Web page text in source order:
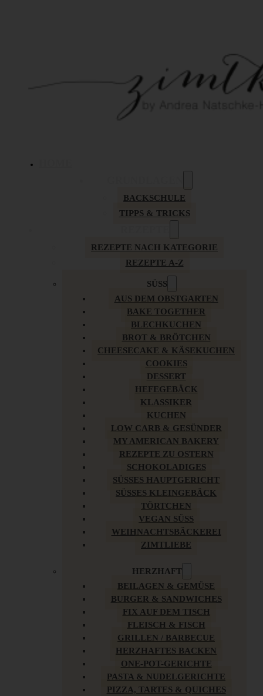
BACKSCHULE
TIPPS & TRICKS
REZEPTE NACH KATEGORIE
REZEPTE A-Z
SÜSS
AUS DEM OBSTGARTEN
BAKE TOGETHER
BLECHKUCHEN
BROT & BRÖTCHEN
CHEESECAKE & KÄSEKUCHEN
COOKIES
DESSERT
HEFEGEBÄCK
KLASSIKER
KUCHEN
LOW CARB & GESÜNDER
MY AMERICAN BAKERY
REZEPTE ZU OSTERN
SCHOKOLADIGES
SÜSSES HAUPTGERICHT
SÜSSES KLEINGEBÄCK
TÖRTCHEN
VEGAN SÜSS
WEIHNACHTSBÄCKEREI
ZIMTLIEBE
HERZHAFT
BEILAGEN & GEMÜSE
BURGER & SANDWICHES
FIX AUF DEM TISCH
FLEISCH & FISCH
GRILLEN / BARBECUE
HERZHAFTES BACKEN
ONE-POT-GERICHTE
PASTA & NUDELGERICHTE
PIZZA, TARTES & QUICHES